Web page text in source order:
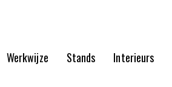
Werkwijze Stands Interieurs